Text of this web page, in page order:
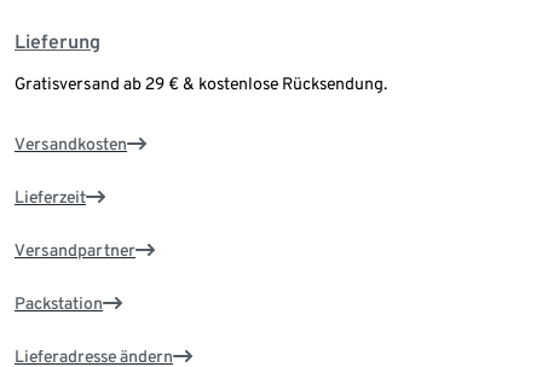
Lieferung
Gratisversand ab 29 € & kostenlose Rücksendung.
Versandkosten
Lieferzeit
Versandpartner
Packstation
Lieferadresse ändern